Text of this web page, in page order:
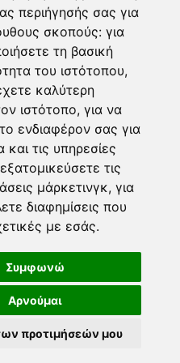
περιήγησής σας για
σκοπούς: για
τη βασική
του ιστότοπου,
καλύτερη
ιστότοπο, για να
ενδιαφέρον σας για
και τις υπηρεσίες
τις
μάρκετινγκ, για
διαφημίσεις που
με εσάς.
Συμφωνώ
Αρνούμαι
προτιμήσεών μου
Περιεχόμενο
για τα Cookies
με τη σύσταση (ΕΕ)
Ταυτότητα
WEB TV| LIVE
| Youtube
Feed
ΤΗΛΕΟΡΑΣΗ Α.Ε.
δικαιώματος.